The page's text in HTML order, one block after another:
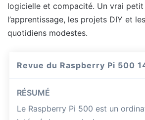
logicielle et compacité. Un vrai
l’apprentissage, les projets DIY et
quotidiens modestes.
Revue du Raspberry Pi 500
RÉSUMÉ
Le Raspberry Pi 500 est un